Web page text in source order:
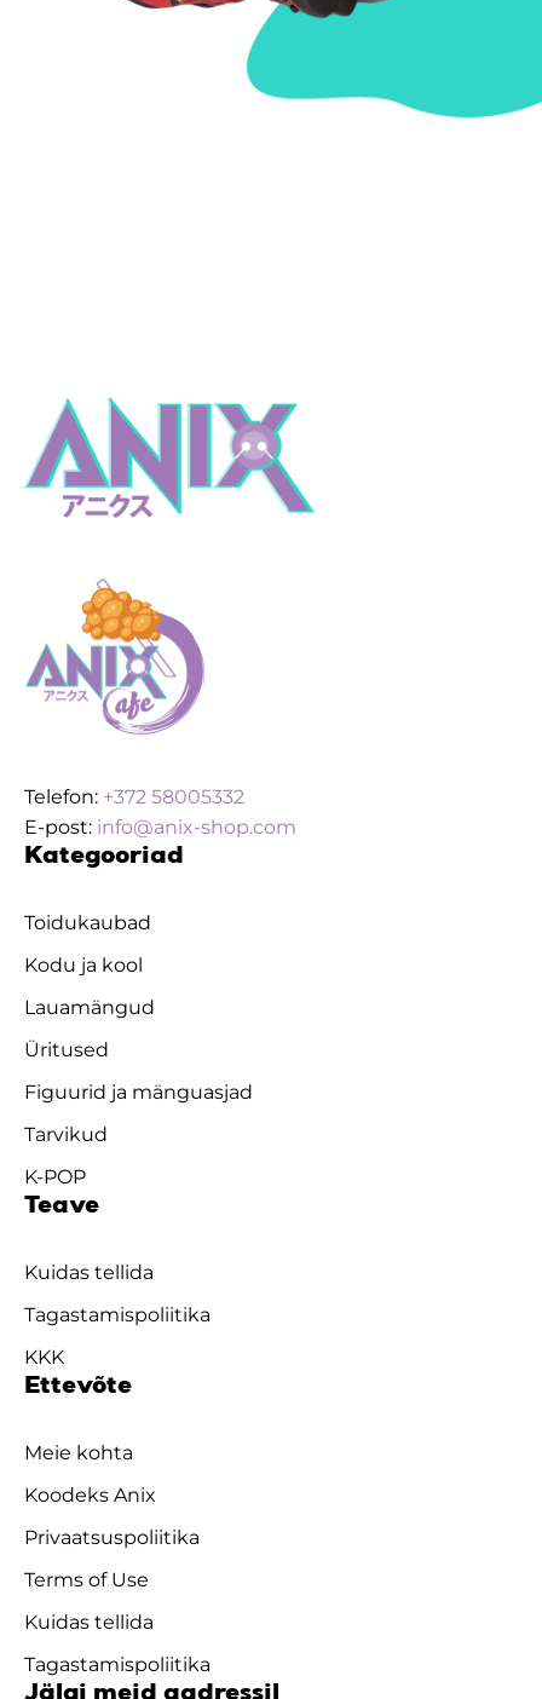
Telefon: +372 58005332
E-post: info@anix-shop.com
Kategooriad
Toidukaubad
Kodu ja kool
Lauamängud
Üritused
Figuurid ja mänguasjad
Tarvikud
K-POP
Teave
Kuidas tellida
Tagastamispoliitika
KKK
Ettevõte
Meie kohta
Koodeks Anix
Privaatsuspoliitika
Terms of Use
Kuidas tellida
Tagastamispoliitika
Jälgi meid aadressil